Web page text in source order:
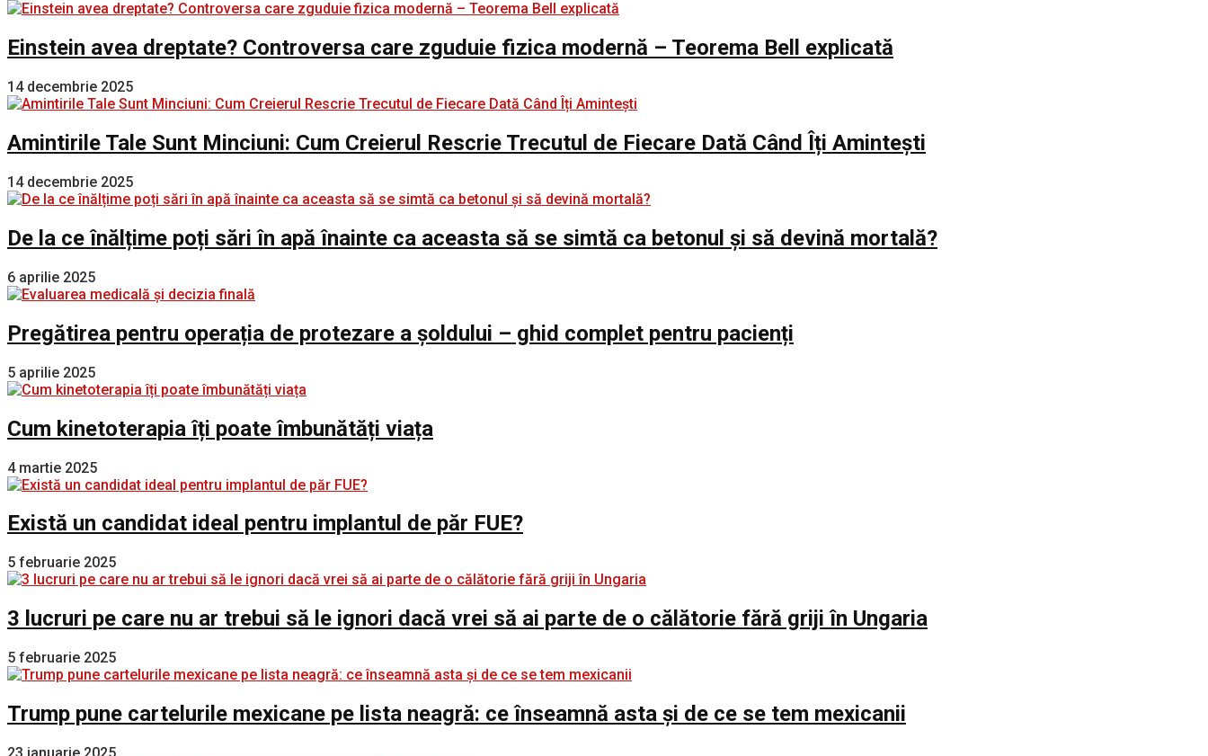
Einstein avea dreptate? Controversa care zguduie fizica modernă – Teorema Bell explicată
14 decembrie 2025
Amintirile Tale Sunt Minciuni: Cum Creierul Rescrie Trecutul de Fiecare Dată Când Îți Amintești
14 decembrie 2025
De la ce înălțime poți sări în apă înainte ca aceasta să se simtă ca betonul și să devină mortală?
6 aprilie 2025
Pregătirea pentru operația de protezare a șoldului – ghid complet pentru pacienți
5 aprilie 2025
Cum kinetoterapia îți poate îmbunătăți viața
4 martie 2025
Există un candidat ideal pentru implantul de păr FUE?
5 februarie 2025
3 lucruri pe care nu ar trebui să le ignori dacă vrei să ai parte de o călătorie fără griji în Ungaria
5 februarie 2025
Trump pune cartelurile mexicane pe lista neagră: ce înseamnă asta și de ce se tem mexicanii